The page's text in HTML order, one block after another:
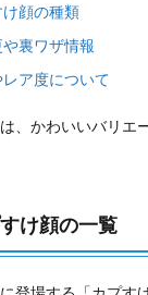
け顔の種類
裏ワザ情報
ア度について
、かわいいバリエ
け顔の一覧